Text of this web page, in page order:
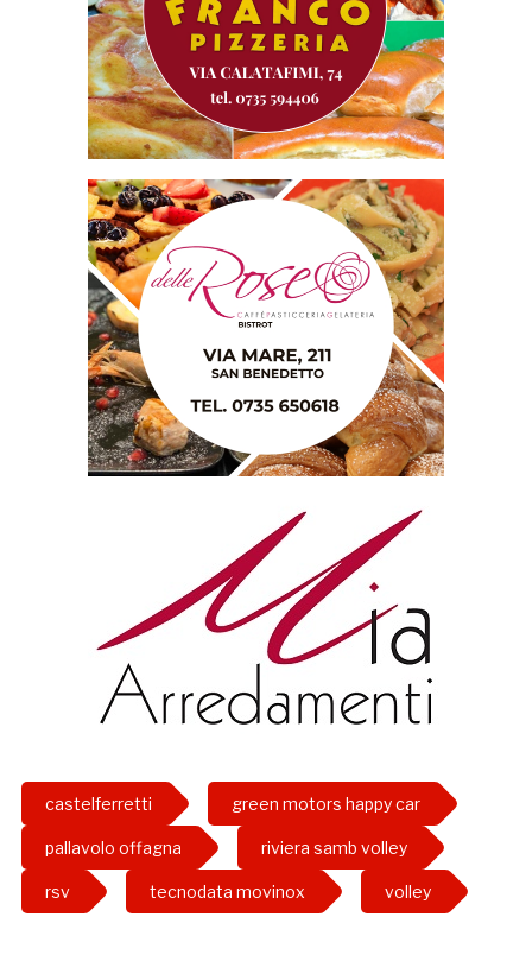
castelferretti green motors happy car
pallavolo offagna riviera samb volley
rsv tecnodata movinox volley